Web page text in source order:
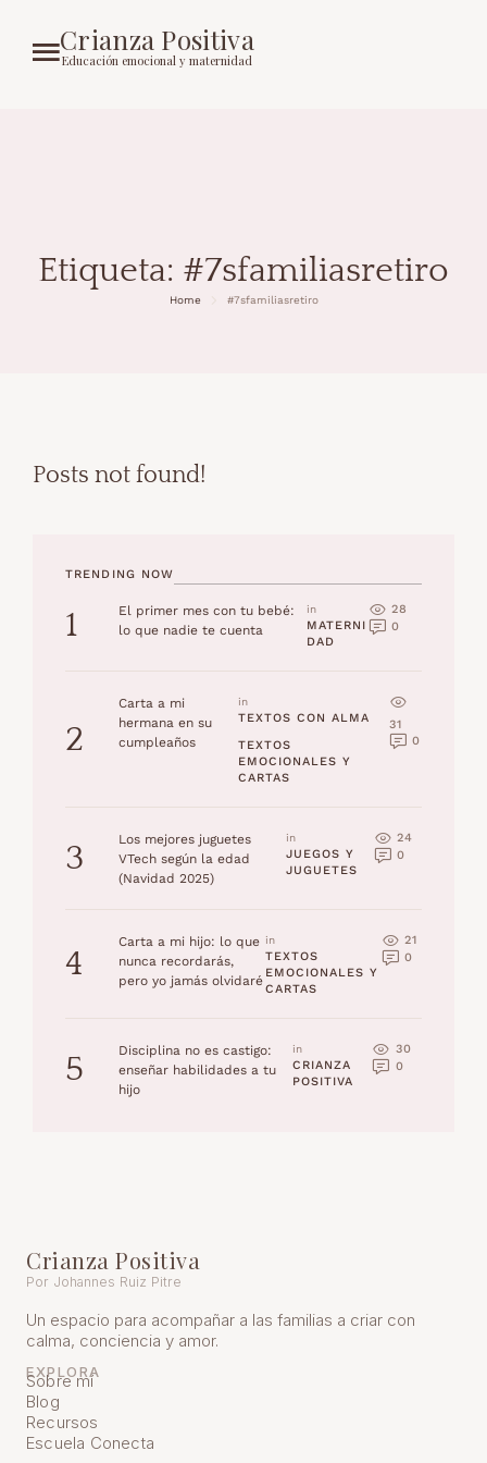
Crianza Positiva
Educación emocional y maternidad
Etiqueta: #7sfamiliasretiro
Home #7sfamiliasretiro
Posts not found!
TRENDING NOW
1
El primer mes con tu bebé:
lo que nadie te cuenta
in
MATERNI
DAD
28
0
2
Carta a mi
hermana en su
cumpleaños
in
TEXTOS CON ALMA
TEXTOS
EMOCIONALES Y
CARTAS
31
0
3
Los mejores juguetes
VTech según la edad
(Navidad 2025)
in
JUEGOS Y
JUGUETES
24
0
4
Carta a mi hijo: lo que
nunca recordarás,
pero yo jamás olvidaré
in
TEXTOS
EMOCIONALES Y
CARTAS
21
0
5
Disciplina no es castigo:
enseñar habilidades a tu
hijo
in
CRIANZA
POSITIVA
30
0
Crianza Positiva
Por Johannes Ruiz Pitre
Un espacio para acompañar a las familias a criar con
calma, conciencia y amor.
EXPLORA
Sobre mí
Blog
Recursos
Escuela Conecta